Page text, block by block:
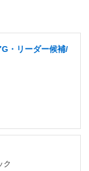
・リーダー候補/
ク